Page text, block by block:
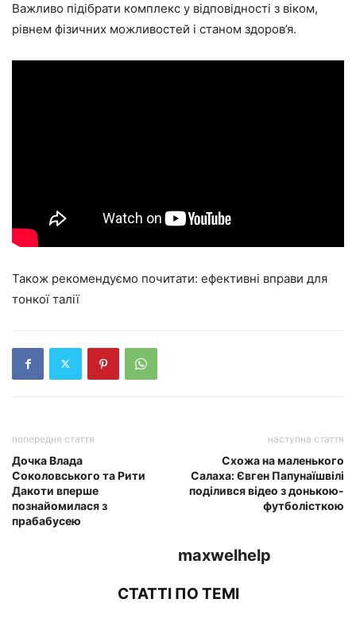
Важливо підібрати комплекс у відповідності з віком,
рівнем фізичних можливостей і станом здоров’я.
Також рекомендуємо почитати: ефективні вправи для
тонкої талії
попередня стаття
Дочка Влада
Соколовського та Рити
Дакоти вперше
познайомилася з
прабабусею
наступна стаття
Схожа на маленького
Салаха: Євген Папунаїшвілі
поділився відео з донькою-
футболісткою
maxwelhelp
СТАТТІ ПО ТЕМІ